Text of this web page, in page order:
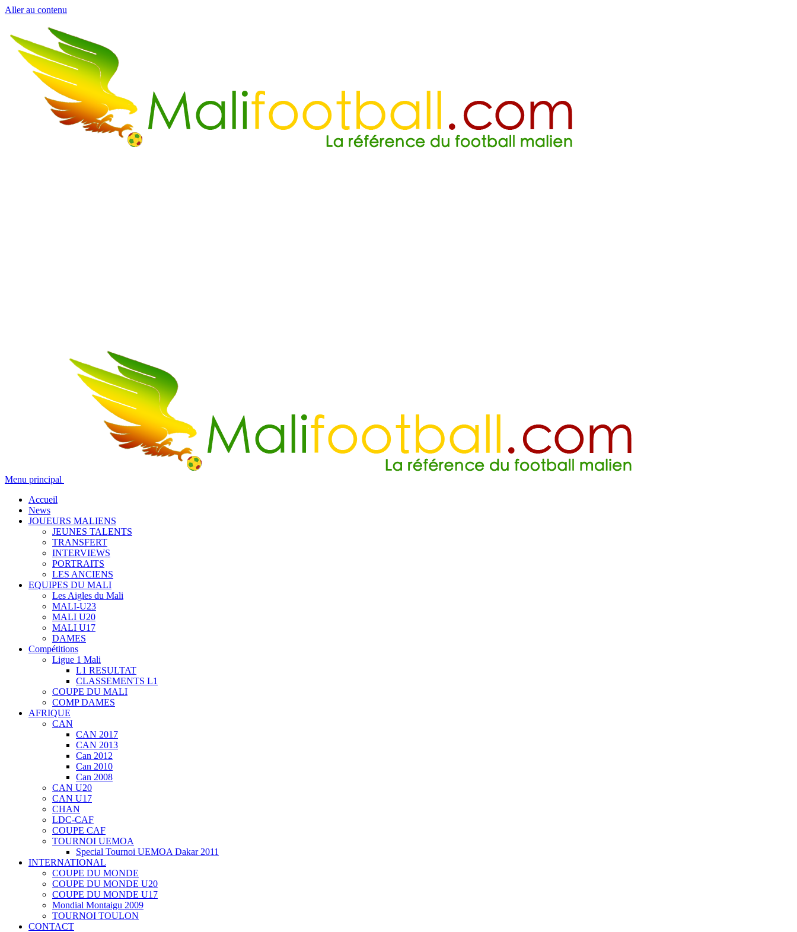
Aller au contenu
Menu principal
Accueil
News
JOUEURS MALIENS
JEUNES TALENTS
TRANSFERT
INTERVIEWS
PORTRAITS
LES ANCIENS
EQUIPES DU MALI
Les Aigles du Mali
MALI-U23
MALI U20
MALI U17
DAMES
Compétitions
Ligue 1 Mali
L1 RESULTAT
CLASSEMENTS L1
COUPE DU MALI
COMP DAMES
AFRIQUE
CAN
CAN 2017
CAN 2013
Can 2012
Can 2010
Can 2008
CAN U20
CAN U17
CHAN
LDC-CAF
COUPE CAF
TOURNOI UEMOA
Special Tournoi UEMOA Dakar 2011
INTERNATIONAL
COUPE DU MONDE
COUPE DU MONDE U20
COUPE DU MONDE U17
Mondial Montaigu 2009
TOURNOI TOULON
CONTACT